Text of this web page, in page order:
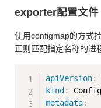
exporter配置文件
使用configmap的方式
正则匹配指定名称的进
apiVersion:
kind:
metadata: